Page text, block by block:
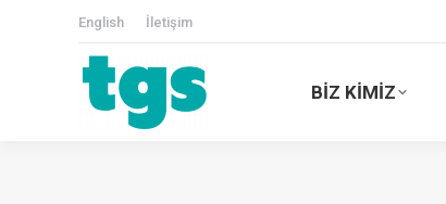
English İletişim
BİZ KİMİZ